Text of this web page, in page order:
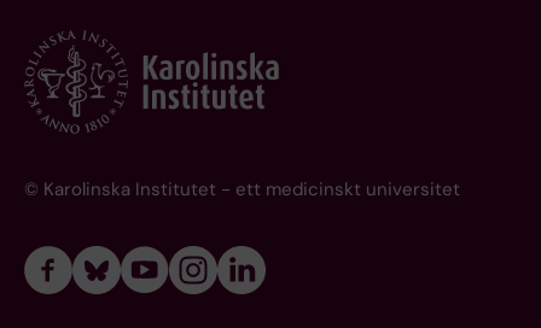
© Karolinska Institutet - ett medicinskt universitet